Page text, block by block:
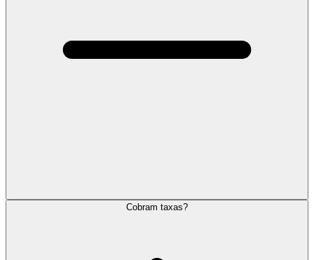
Cobram taxas?